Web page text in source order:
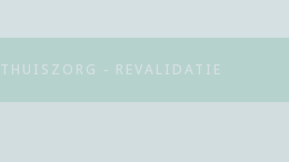
THUISZORG - REVALIDATIE